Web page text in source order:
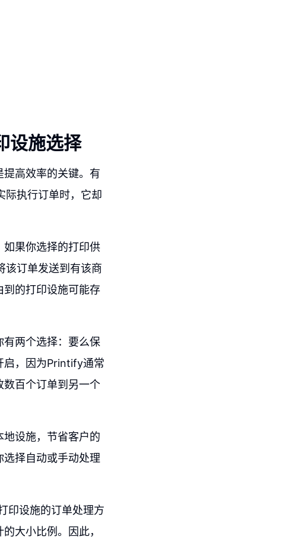
设施选择
高效率的关键。有
际执行订单时，它却
果你选择的打印供
该订单发送到有该商
的打印设施可能存
两个选择：要么保
启，因为Printify通常
百个订单到另一个
设施，节省客户的
择自动或手动处理
印设施的订单处理方
大小比例。因此，